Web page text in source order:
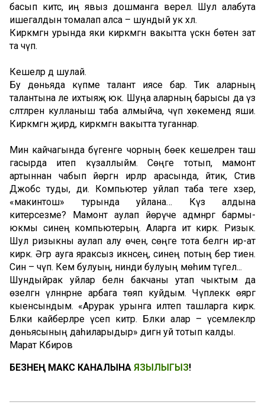
басып китсә, иң явыз дошманга әверелә. Шул алабута
ишегалдын томалап алса – шундый ук хәл.
Кирәкмәгән урында яки кирәкмәгән вакытта үскән бөтен зат
та чүп.
Кешеләр дә шулай.
Бу дөньяда күпме талант иясе бар. Тик аларның
талантына әле ихтыяҗ юк. Шуңа аларның барысы да үз
сәләтләренә кулланыш таба алмыйча, чүп хөкемендә яши.
Кирәкмәгән җирдә, кирәкмәгән вакытта туганнар.
Мин кайчагында бүгенге чорның бөек кешеләрен таш
гасырда итеп күзаллыйм. Сөңге тотып, мамонт
артыннан чабып йөргән ирләр арасында, әйтик, Стив
Джобс туды, ди. Компьютер уйлап таба теге хәзер,
«макинтош» турында уйлана… Күз алдына
китерәсезме? Мамонт аулап йөрүче адәмнәргә бармы-
юкмы синең компьютерың. Аларга ит кирәк. Ризык.
Шул ризыкны аулап алу өчен, сөңге тота белгән ир-ат
кирәк. Әгәр ауга яраксыз икәнсең, синең потың бер тиен.
Син – чүп. Кем булуың, нинди булуың мөһим түгел...
Шундыйрак уйлар белән бакчаны утап чыктым да
өзелгән үләннәрне арбага төяп куйдым. Чүплеккә өяргә
кыенсындым. «Арурак урынга илтеп ташларга кирәк.
Бәлки кайберләре үсеп китәр. Бәлки алар – үсемлекләр
дөньясының даһиларыдыр» дигән уй тотып калды.
Марат Кәбиров
БЕЗНЕҢ МАКС КАНАЛЫНА ЯЗЫЛЫГЫЗ!